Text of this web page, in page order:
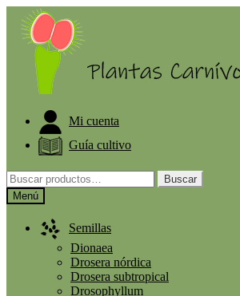
Mi cuenta
Guía cultivo
Buscar
Menú
Semillas
Dionaea
Drosera nórdica
Drosera subtropical
Drosophyllum
ELIGE PLANTA GRATIS A